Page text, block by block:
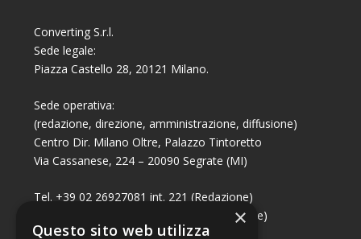
Converting S.r.l.
Sede legale:
Piazza Castello 28, 20121 Milano.
Sede operativa:
(redazione, direzione, amministrazione, diffusione)
Centro Dir. Milano Oltre, Palazzo Tintoretto
Via Cassanese, 224 – 20090 Segrate (MI)
Tel. +39 02 26927081 int. 221 (Redazione)
Tel. +39 02 26927081 int. 224 (Commerciale)
Fax +39 02 26951006
×
Questo sito web utilizza